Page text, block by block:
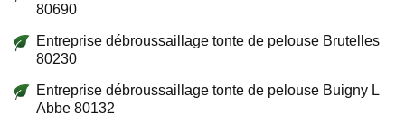
80690
Entreprise débroussaillage tonte de pelouse Brutelles
80230
Entreprise débroussaillage tonte de pelouse Buigny L
Abbe 80132